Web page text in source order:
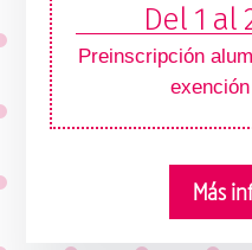
Del 1 al
Preinscripción
Más